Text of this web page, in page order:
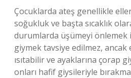
Çocuklarda ateş genellikle
soğukluk ve başta sıcaklık
durumlarda üşümeyi önlemek
giymek tavsiye edilmez,
ısıtabilir ve ayaklarına çorap
onları hafif giysileriyle